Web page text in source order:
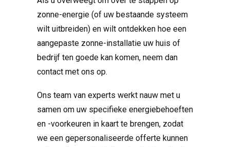
zonne-energie (of uw bestaande systeem
wilt uitbreiden) en wilt ontdekken hoe een
aangepaste zonne-installatie uw huis of
bedrijf ten goede kan komen, neem dan
contact met ons op.
Ons team van experts werkt nauw met u
samen om uw specifieke energiebehoeften
en -voorkeuren in kaart te brengen, zodat
we een gepersonaliseerde offerte kunnen